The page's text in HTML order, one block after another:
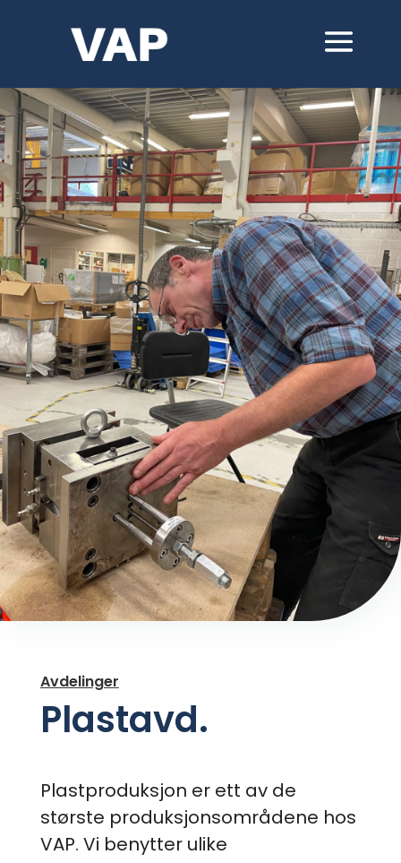
Avdelinger
Plastavd.
Plastproduksjon er ett av de
største produksjonsområdene hos
VAP. Vi benytter ulike